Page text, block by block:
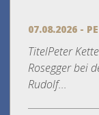
07.08.2026 -
TitelPeter
Rosegger bei
Rudolf...